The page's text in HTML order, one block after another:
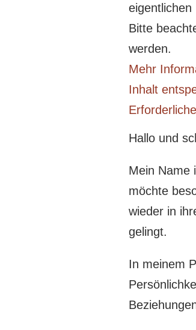
Bitte
werden.
Mehr
Inhalt
Hallo und
Mein Name
möchte
wieder in
gelingt.
In meinem